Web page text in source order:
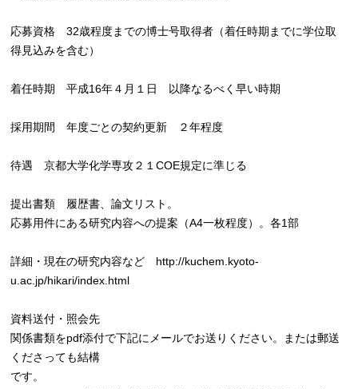
応募資格 32歳程度までの博士号取得者（着任時期までに学位取
得見込みを含む）
着任時期 平成16年４月１日 以降なるべく早い時期
採用期間 年度ごとの契約更新 ２年程度
待遇 京都大学化学専攻２１COE規定に準じる
提出書類 履歴書、論文リスト。
応募用件にある研究内容への提案（A4一枚程度）。各1部
詳細・現在の研究内容など http://kuchem.kyoto-
u.ac.jp/hikari/index.html
資料送付・照会先
関係書類をpdf添付で下記にメールでお送りください。または郵送
くださっても結構
です。